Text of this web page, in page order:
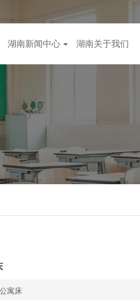
湖南新闻中心 湖南关于我们
寓床